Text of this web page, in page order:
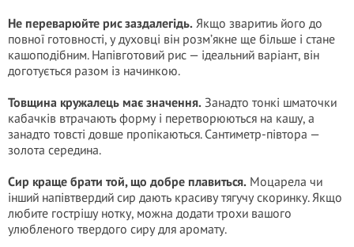
Не переварюйте рис заздалегідь. Якщо зваритиь його до
повної готовності, у духовці він розм’якне ще більше і стане
кашоподібним. Напівготовий рис — ідеальний варіант, він
доготується разом із начинкою.
Товщина кружалець має значення. Занадто тонкі шматочки
кабачків втрачають форму і перетворюються на кашу, а
занадто товсті довше пропікаються. Сантиметр-півтора —
золота середина.
Сир краще брати той, що добре плавиться. Моцарела чи
інший напівтвердий сир дають красиву тягучу скоринку. Якщо
любите гострішу нотку, можна додати трохи вашого
улюбленого твердого сиру для аромату.